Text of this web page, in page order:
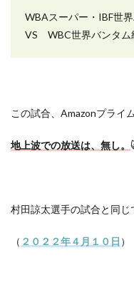
WBAスーパー・ IBF世
VS
WBC世界バンタ
この試合、 Amazonプライ
地上波での放送は、無し。
村田諒太選手の試合と同じ
（ ２０２２年４月１０日 ）